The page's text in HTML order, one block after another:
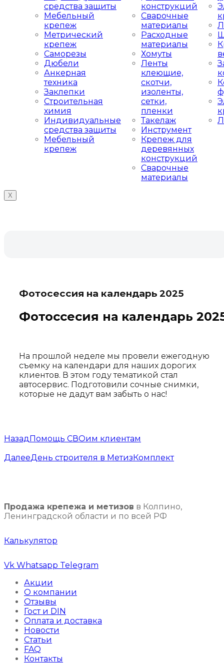
средства защиты
Мебельный
крепеж
Метрический
крепеж
Саморезы
Дюбели
Анкерная
техника
Заклепки
Строительная
химия
Индивидуальные
средства защиты
Мебельный
крепеж
конструкций
Сварочные
материалы
Расходные
материалы
Хомуты
Ленты
клеющие,
скотчи,
изоленты,
сетки,
пленки
Такелаж
Инструмент
Крепеж для
деревянных
конструкций
Сварочные
материалы
X
Фотосессия на календарь 2025
Фотоссесия на календарь
На прошлой неделе мы провели ежегодную
съемку на календари для наших дорогих
клиентов. В этом году тематикой стал
автосервис. Подготовили сочные снимки,
которые не дадут вам забыть о нас!
по
записям
Назад Помощь СВОим клиентам
ДалееДень строителя в МетизКомплект
Продажа крепежа и метизов в Колпино,
Ленинградской области и по всей РФ
Калькулятор
Vk Whatsapp Telegram
Акции
О компании
Отзывы
Гост и DIN
Оплата и доставка
Новости
Статьи
FAQ
Контакты